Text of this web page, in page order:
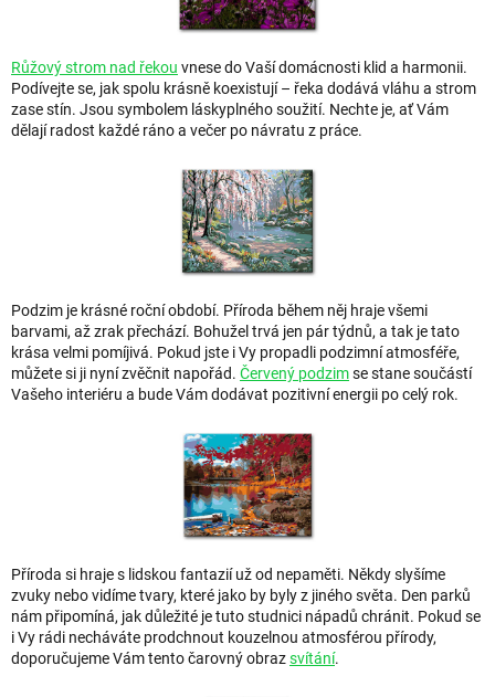
Růžový strom nad řekou vnese do Vaší domácnosti klid a harmonii.
Podívejte se, jak spolu krásně koexistují – řeka dodává vláhu a strom
zase stín. Jsou symbolem láskyplného soužití. Nechte je, ať Vám
dělají radost každé ráno a večer po návratu z práce.
Podzim je krásné roční období. Příroda během něj hraje všemi
barvami, až zrak přechází. Bohužel trvá jen pár týdnů, a tak je tato
krása velmi pomíjivá. Pokud jste i Vy propadli podzimní atmosféře,
můžete si ji nyní zvěčnit napořád. Červený podzimse stane součástí
Vašeho interiéru a bude Vám dodávat pozitivní energii po celý rok.
Příroda si hraje s lidskou fantazií už od nepaměti. Někdy slyšíme
zvuky nebo vidíme tvary, které jako by byly z jiného světa. Den parků
nám připomíná, jak důležité je tuto studnici nápadů chránit. Pokud se
i Vy rádi necháváte prodchnout kouzelnou atmosférou přírody,
doporučujeme Vám tento čarovný obrazsvítání.